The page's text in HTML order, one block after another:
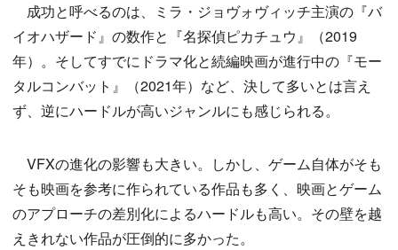
成功と呼べるのは、ミラ・ジョヴォヴィッチ主演の『バ
イオハザード』の数作と『名探偵ピカチュウ』（2019
年）。そしてすでにドラマ化と続編映画が進行中の『モー
タルコンバット』（2021年）など、決して多いとは言え
ず、逆にハードルが高いジャンルにも感じられる。
VFXの進化の影響も大きい。しかし、ゲーム自体がそも
そも映画を参考に作られている作品も多く、映画とゲーム
のアプローチの差別化によるハードルも高い。その壁を越
えきれない作品が圧倒的に多かった。